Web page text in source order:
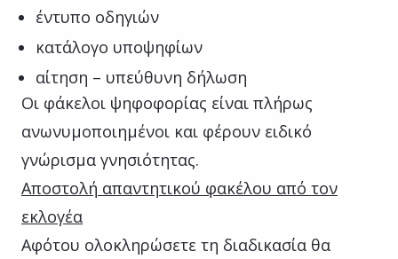
έντυπο οδηγιών
κατάλογο υποψηφίων
αίτηση – υπεύθυνη δήλωση
Οι φάκελοι ψηφοφορίας είναι πλήρως
ανωνυμοποιημένοι και φέρουν ειδικό
γνώρισμα γνησιότητας.
Αποστολή απαντητικού φακέλου από τον
εκλογέα
Αφότου ολοκληρώσετε τη διαδικασία θα